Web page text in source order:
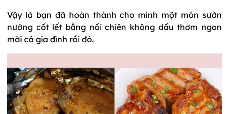
Vậy là bạn đã hoàn thành cho mình một món sườn
nướng cốt lết bằng nồi chiên không dầu thơm ngon
mời cả gia đình rồi đó.